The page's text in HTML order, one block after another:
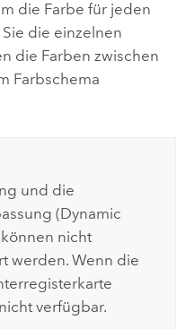
die Farbe für jeden
die einzelnen
die Farben zwischen
Farbschema
und die
(Dynamic
nicht
werden. Wenn die
nicht verfügbar.